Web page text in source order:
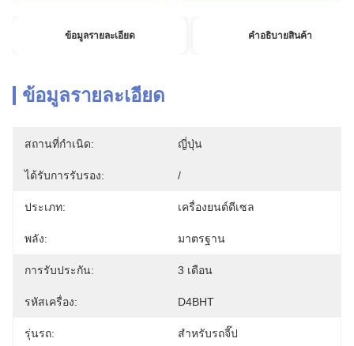
ข้อมูลรายละเอียด คําอธิบายสินค้า
ข้อมูลรายละเอียด
สถานที่กำเนิด: ญี่ปุ่น
ได้รับการรับรอง: /
ประเภท: เครื่องยนต์ดีเซล
พลัง: มาตรฐาน
การรับประกัน: 3 เดือน
รหัสเครื่อง: D4BHT
รุ่นรถ: สำหรับรถจี๊ป